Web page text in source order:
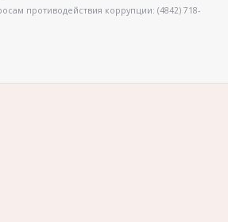
противодействия коррупции: (4842) 718-